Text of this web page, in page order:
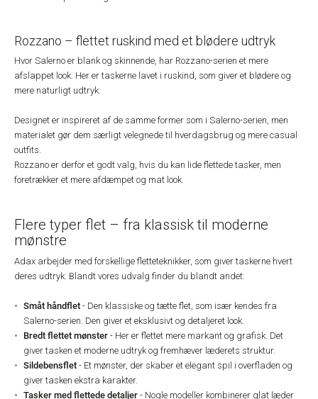
Rozzano – flettet ruskind med et blødere udtryk
Hvor Salerno er blank og skinnende, har Rozzano-serien et mere
afslappet look. Her er taskerne lavet i ruskind, som giver et blødere og
mere naturligt udtryk.
Designet er inspireret af de samme former som i Salerno-serien, men
materialet gør dem særligt velegnede til hverdagsbrug og mere casual
outfits.
Rozzano er derfor et godt valg, hvis du kan lide flettede tasker, men
foretrækker et mere afdæmpet og mat look.
Flere typer flet – fra klassisk til moderne
mønstre
Adax arbejder med forskellige fletteteknikker, som giver taskerne hvert
deres udtryk. Blandt vores udvalg finder du blandt andet:
Småt håndflet - Den klassiske og tætte flet, som især kendes fra
Salerno-serien. Den giver et eksklusivt og detaljeret look.
Bredt flettet mønster - Her er flettet mere markant og grafisk. Det
giver tasken et moderne udtryk og fremhæver læderets struktur.
Sildebensflet - Et mønster, der skaber et elegant spil i overfladen og
giver tasken ekstra karakter.
Tasker med flettede detaljer - Nogle modeller kombinerer glat læder